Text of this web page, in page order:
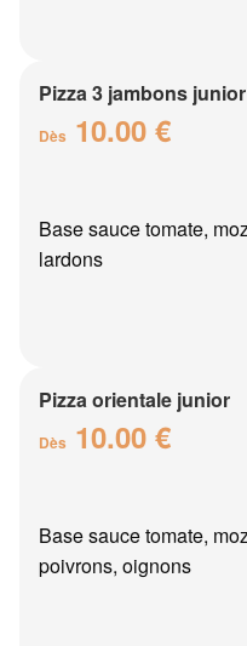
Pizza 3 jambons junior
Dès 10.00 €
Base sauce tomate,
lardons
Pizza orientale junior
Dès 10.00 €
Base sauce tomate,
poivrons, oignons